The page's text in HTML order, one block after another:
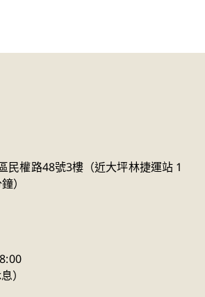
民權路48號3樓（近大坪林捷運站 1
）
）